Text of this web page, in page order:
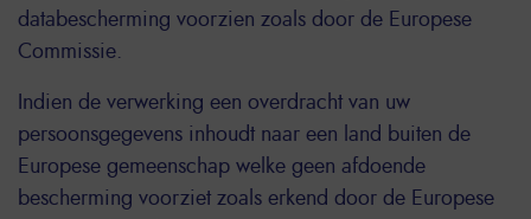
databescherming voorzien zoals door de Europese
Commissie.
Indien de verwerking een overdracht van uw
persoonsgegevens inhoudt naar een land buiten de
Europese gemeenschap welke geen afdoende
bescherming voorziet zoals erkend door de Europese